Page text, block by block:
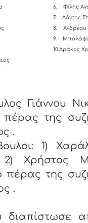
6.
Φίλης
7.
Δόντης
8.
Ανδρέου
9.
10.Δράκος
Γιάννου
της
.
1)
2) Χρήστος
πέρας της
.